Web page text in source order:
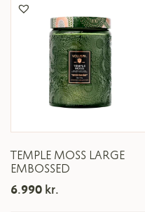
TEMPLE MOSS LARGE
EMBOSSED
6.990 kr.